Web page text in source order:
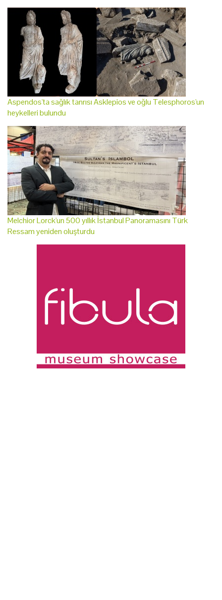
Aspendos'ta sağlık tanrısı Asklepios ve oğlu Telesphoros'un
heykelleri bulundu
Melchior Lorck'un 500 yıllık İstanbul Panoramasını Türk
Ressam yeniden oluşturdu